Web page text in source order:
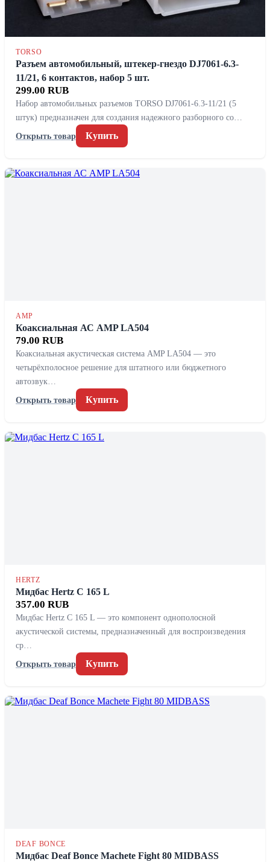
TORSO
Разъем автомобильный, штекер-гнездо DJ7061-6.3-
11/21, 6 контактов, набор 5 шт.
299.00 RUB
Набор автомобильных разъемов TORSO DJ7061-6.3-11/21 (5
штук) предназначен для создания надежного разборного со…
Открыть товар
Купить
AMP
Коаксиальная АС AMP LA504
79.00 RUB
Коаксиальная акустическая система AMP LA504 — это
четырёхполосное решение для штатного или бюджетного
автозвук…
Открыть товар
Купить
HERTZ
Мидбас Hertz C 165 L
357.00 RUB
Мидбас Hertz C 165 L — это компонент однополосной
акустической системы, предназначенный для воспроизведения
ср…
Открыть товар
Купить
DEAF BONCE
Мидбас Deaf Bonce Machete Fight 80 MIDBASS